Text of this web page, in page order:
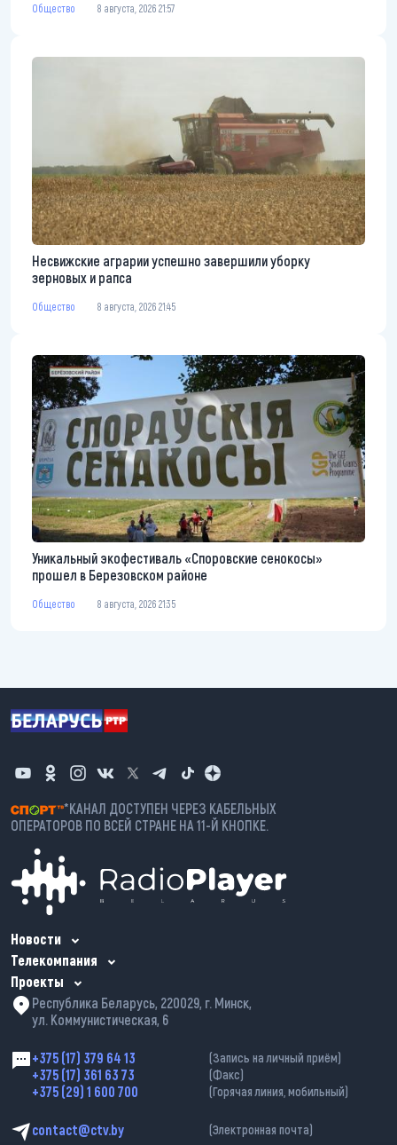
Общество 8 августа, 2026 21:57
Несвижские аграрии успешно завершили уборку
зерновых и рапса
Общество 8 августа, 2026 21:45
Уникальный экофестиваль «Споровские сенокосы»
прошел в Березовском районе
Общество 8 августа, 2026 21:35
*КАНАЛ ДОСТУПЕН ЧЕРЕЗ КАБЕЛЬНЫХ
ОПЕРАТОРОВ ПО ВСЕЙ СТРАНЕ НА 11-Й КНОПКЕ.
Новости
Телекомпания
Проекты
Республика Беларусь, 220029, г. Минск,
ул. Коммунистическая, 6
+375 (17) 379 64 13 (Запись на личный приём)
+375 (17) 361 63 73 (Факс)
+375 (29) 1 600 700 (Горячая линия, мобильный)
contact@ctv.by (Электронная почта)